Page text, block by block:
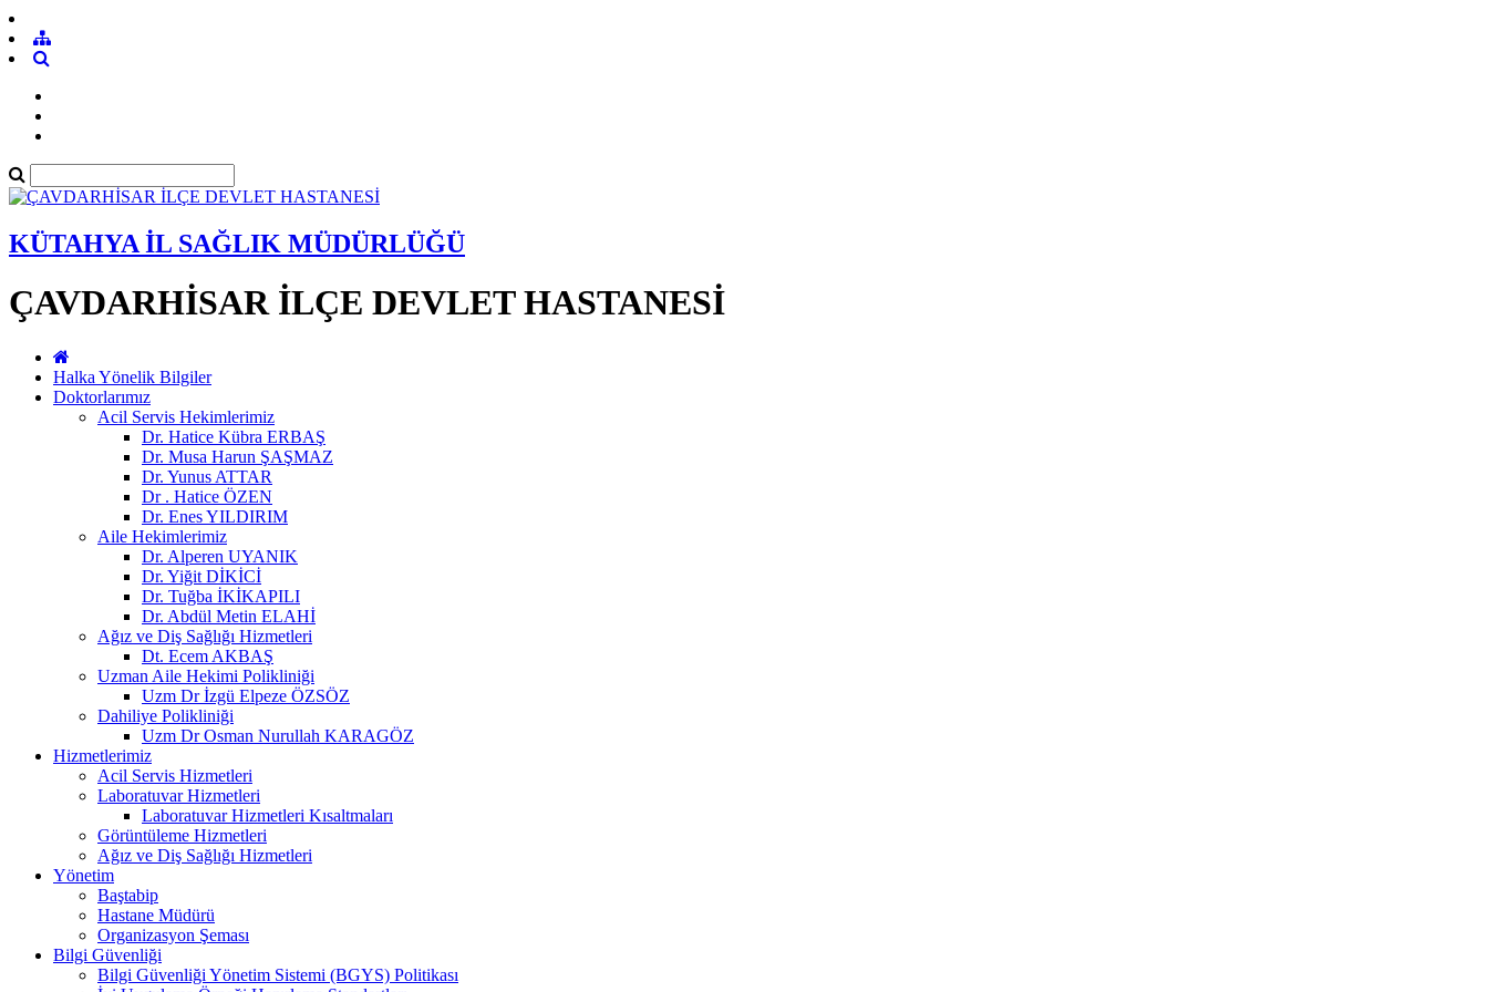
KÜTAHYA İL SAĞLIK MÜDÜRLÜĞÜ
ÇAVDARHİSAR İLÇE DEVLET HASTANESİ
Halka Yönelik Bilgiler
Doktorlarımız
Acil Servis Hekimlerimiz
Dr. Hatice Kübra ERBAŞ
Dr. Musa Harun ŞAŞMAZ
Dr. Yunus ATTAR
Dr . Hatice ÖZEN
Dr. Enes YILDIRIM
Aile Hekimlerimiz
Dr. Alperen UYANIK
Dr. Yiğit DİKİCİ
Dr. Tuğba İKİKAPILI
Dr. Abdül Metin ELAHİ
Ağız ve Diş Sağlığı Hizmetleri
Dt. Ecem AKBAŞ
Uzman Aile Hekimi Polikliniği
Uzm Dr İzgü Elpeze ÖZSÖZ
Dahiliye Polikliniği
Uzm Dr Osman Nurullah KARAGÖZ
Hizmetlerimiz
Acil Servis Hizmetleri
Laboratuvar Hizmetleri
Laboratuvar Hizmetleri Kısaltmaları
Görüntüleme Hizmetleri
Ağız ve Diş Sağlığı Hizmetleri
Yönetim
Baştabip
Hastane Müdürü
Organizasyon Şeması
Bilgi Güvenliği
Bilgi Güvenliği Yönetim Sistemi (BGYS) Politikası